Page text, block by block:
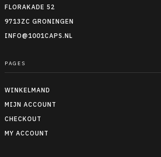
FLORAKADE 52
9713ZC GRONINGEN
INFO@1001CAPS.NL
PAGES
WINKELMAND
MIJN ACCOUNT
CHECKOUT
MY ACCOUNT